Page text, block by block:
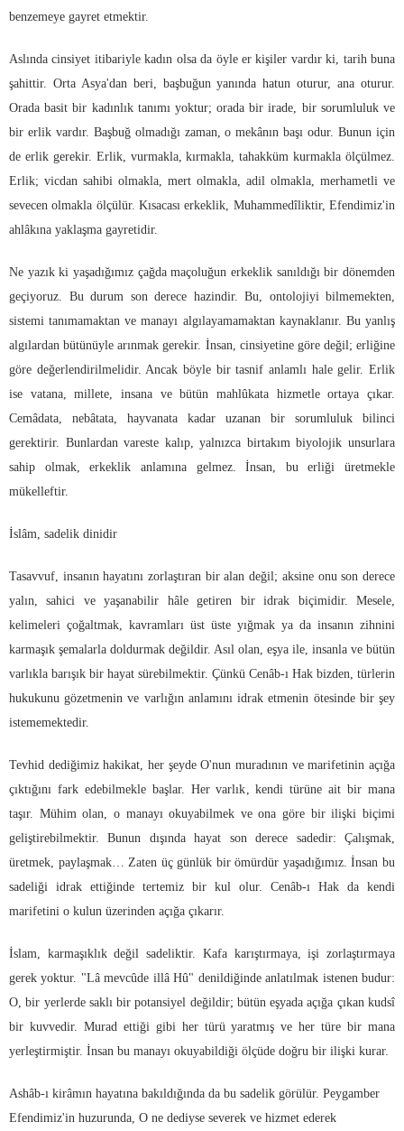
benzemeye gayret etmektir.
Aslında cinsiyet itibariyle kadın olsa da öyle er kişiler vardır ki, tarih buna
şahittir. Orta Asya'dan beri, başbuğun yanında hatun oturur, ana oturur.
Orada basit bir kadınlık tanımı yoktur; orada bir irade, bir sorumluluk ve
bir erlik vardır. Başbuğ olmadığı zaman, o mekânın başı odur. Bunun için
de erlik gerekir. Erlik, vurmakla, kırmakla, tahakküm kurmakla ölçülmez.
Erlik; vicdan sahibi olmakla, mert olmakla, adil olmakla, merhametli ve
sevecen olmakla ölçülür. Kısacası erkeklik, Muhammedîliktir, Efendimiz'in
ahlâkına yaklaşma gayretidir.
Ne yazık ki yaşadığımız çağda maçoluğun erkeklik sanıldığı bir dönemden
geçiyoruz. Bu durum son derece hazindir. Bu, ontolojiyi bilmemekten,
sistemi tanımamaktan ve manayı algılayamamaktan kaynaklanır. Bu yanlış
algılardan bütünüyle arınmak gerekir. İnsan, cinsiyetine göre değil; erliğine
göre değerlendirilmelidir. Ancak böyle bir tasnif anlamlı hale gelir. Erlik
ise vatana, millete, insana ve bütün mahlûkata hizmetle ortaya çıkar.
Cemâdata, nebâtata, hayvanata kadar uzanan bir sorumluluk bilinci
gerektirir. Bunlardan vareste kalıp, yalnızca birtakım biyolojik unsurlara
sahip olmak, erkeklik anlamına gelmez. İnsan, bu erliği üretmekle
mükelleftir.
İslâm, sadelik dinidir
Tasavvuf, insanın hayatını zorlaştıran bir alan değil; aksine onu son derece
yalın, sahici ve yaşanabilir hâle getiren bir idrak biçimidir. Mesele,
kelimeleri çoğaltmak, kavramları üst üste yığmak ya da insanın zihnini
karmaşık şemalarla doldurmak değildir. Asıl olan, eşya ile, insanla ve bütün
varlıkla barışık bir hayat sürebilmektir. Çünkü Cenâb-ı Hak bizden, türlerin
hukukunu gözetmenin ve varlığın anlamını idrak etmenin ötesinde bir şey
istememektedir.
Tevhid dediğimiz hakikat, her şeyde O'nun muradının ve marifetinin açığa
çıktığını fark edebilmekle başlar. Her varlık, kendi türüne ait bir mana
taşır. Mühim olan, o manayı okuyabilmek ve ona göre bir ilişki biçimi
geliştirebilmektir. Bunun dışında hayat son derece sadedir: Çalışmak,
üretmek, paylaşmak… Zaten üç günlük bir ömürdür yaşadığımız. İnsan bu
sadeliği idrak ettiğinde tertemiz bir kul olur. Cenâb-ı Hak da kendi
marifetini o kulun üzerinden açığa çıkarır.
İslam, karmaşıklık değil sadeliktir. Kafa karıştırmaya, işi zorlaştırmaya
gerek yoktur. "Lâ mevcûde illâ Hû" denildiğinde anlatılmak istenen budur:
O, bir yerlerde saklı bir potansiyel değildir; bütün eşyada açığa çıkan kudsî
bir kuvvedir. Murad ettiği gibi her türü yaratmış ve her türe bir mana
yerleştirmiştir. İnsan bu manayı okuyabildiği ölçüde doğru bir ilişki kurar.
Ashâb-ı kirâmın hayatına bakıldığında da bu sadelik görülür. Peygamber
Efendimiz'in huzurunda, O ne dediyse severek ve hizmet ederek